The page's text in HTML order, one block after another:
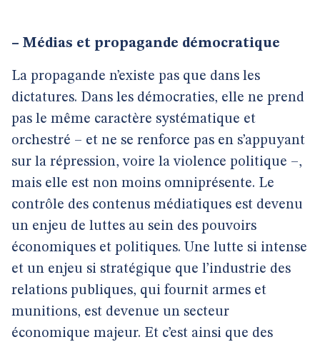
– Médias et propagande démocratique
La propagande n’existe pas que dans les
dictatures. Dans les démocraties, elle ne prend
pas le même caractère systématique et
orchestré – et ne se renforce pas en s’appuyant
sur la répression, voire la violence politique –,
mais elle est non moins omniprésente. Le
contrôle des contenus médiatiques est devenu
un enjeu de luttes au sein des pouvoirs
économiques et politiques. Une lutte si intense
et un enjeu si stratégique que l’industrie des
relations publiques, qui fournit armes et
munitions, est devenue un secteur
économique majeur. Et c’est ainsi que des